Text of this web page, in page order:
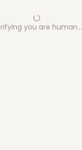
you are human…